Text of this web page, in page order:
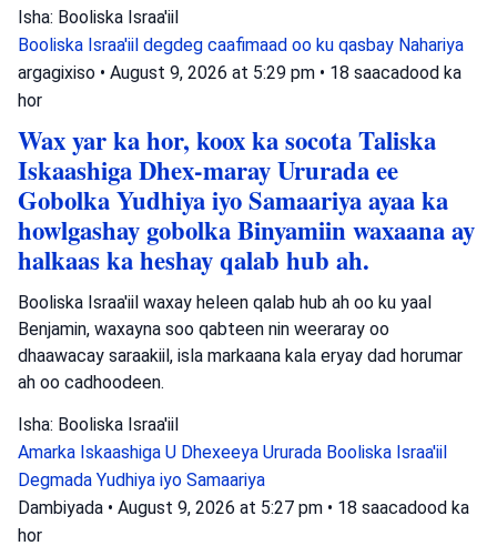
Isha: Booliska Israa'iil
Booliska Israa'iil degdeg caafimaad oo ku qasbay Nahariya
argagixiso • August 9, 2026 at 5:29 pm • 18 saacadood ka
hor
Wax yar ka hor, koox ka socota Taliska
Iskaashiga Dhex-maray Ururada ee
Gobolka Yudhiya iyo Samaariya ayaa ka
howlgashay gobolka Binyamiin waxaana ay
halkaas ka heshay qalab hub ah.
Booliska Israa'iil waxay heleen qalab hub ah oo ku yaal
Benjamin, waxayna soo qabteen nin weeraray oo
dhaawacay saraakiil, isla markaana kala eryay dad horumar
ah oo cadhoodeen.
Isha: Booliska Israa'iil
Amarka Iskaashiga U Dhexeeya Ururada Booliska Israa'iil
Degmada Yudhiya iyo Samaariya
Dambiyada • August 9, 2026 at 5:27 pm • 18 saacadood ka
hor